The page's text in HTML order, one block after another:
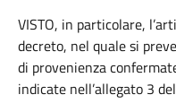
VISTO, in particolare,
decreto, nel quale si
di provenienza
indicate nell’allegato 3